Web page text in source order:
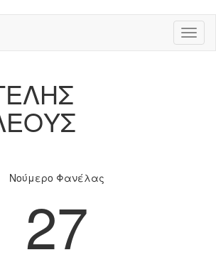
Νούμερο Φανέλας
27